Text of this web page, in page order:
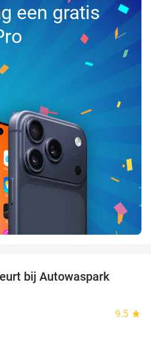
een gratis
bij Autowaspark
9.5 star